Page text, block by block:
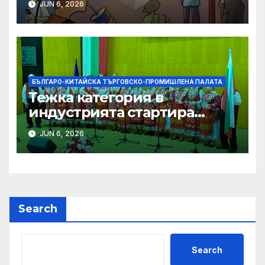
JUN 6, 2026
БЪЛГАРО-КИТАЙСКА ТЪРГОВСКО-ПРОМИШЛЕНА ПАЛАТА
Тежка категория в
индустрията стартира
алианс за космическа
слънчева енергия
JUN 6, 2026
Search
Search